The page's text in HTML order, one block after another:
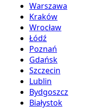
Warszawa
Kraków
Wrocław
Łódź
Poznań
Gdańsk
Szczecin
Lublin
Bydgoszcz
Białystok